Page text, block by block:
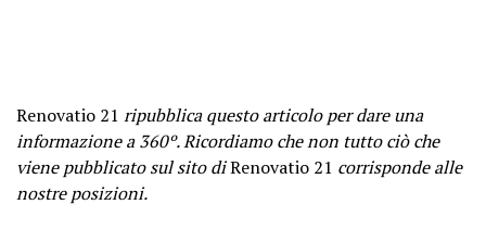
Renovatio 21 ripubblica questo articolo per dare una
informazione a 360º. Ricordiamo che non tutto ciò che
viene pubblicato sul sito diRenovatio 21 corrisponde alle
nostre posizioni.